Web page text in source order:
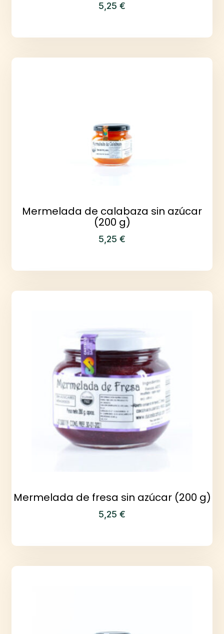
5,25 €
Mermelada de calabaza sin azúcar
(200 g)
5,25 €
Mermelada de fresa sin azúcar (200 g)
5,25 €